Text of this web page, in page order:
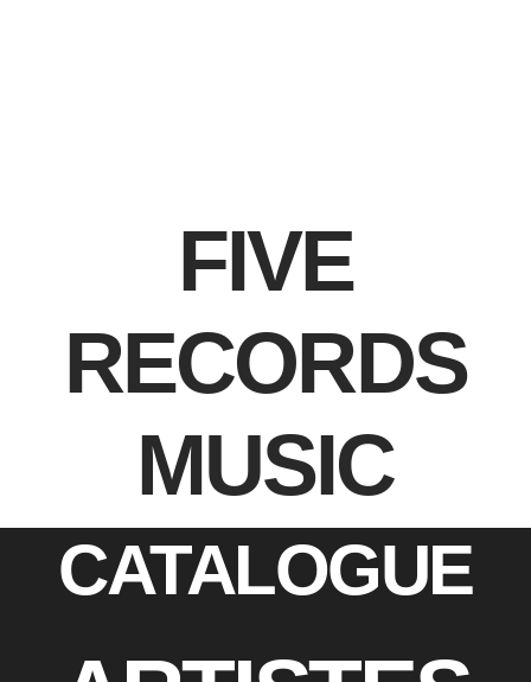
FIVE
RECORDS
MUSIC
CATALOGUE